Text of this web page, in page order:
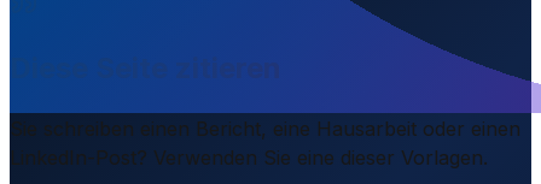
Sie schreiben einen Bericht, eine Hausarbeit oder einen
LinkedIn-Post? Verwenden Sie eine dieser Vorlagen.